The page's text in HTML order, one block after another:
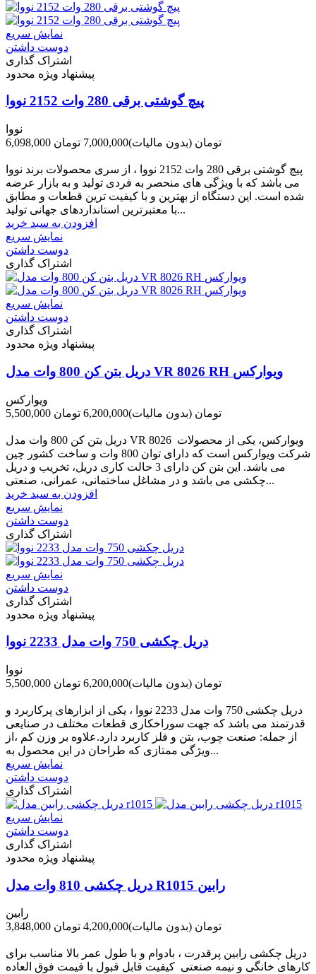
نمایش سریع
دوست داشتن
اشتراک گذاری
پیشنهاد ویژه محدود
پیچ گوشتی برقی 280 وات 2152 نووا
نووا
6,098,000 تومان (بدون مالیات)7,000,000 تومان
پیچ گوشتی برقی 280 وات 2152 نووا ، از سری محصولات برند نووا
می باشد که با ویژگی های منحصر به فردی تولید و به بازار عرضه
شده است. این دستگاه از بهترین و با کیفیت ترین قطعات و مطابق
با معتبرترین استانداردهای جهانی تولید...
افزودن به سبد خرید
نمایش سریع
دوست داشتن
اشتراک گذاری
نمایش سریع
دوست داشتن
اشتراک گذاری
پیشنهاد ویژه محدود
دریل بتن کن 800 وات مدل VR 8026 RH ویوارکس
ویوارکس
5,500,000 تومان (بدون مالیات)6,200,000 تومان
دریل بتن کن 800 وات مدل VR 8026 ویوارکس، یکی از محصولات
شرکت ویوارکس است که دارای توان 800 وات و ساخت کشور چین
می باشد. این بتن کن دارای 3 حالت کاری دریل، تخریب و دریل
چکشی می باشد و در مشاغل ساختمانی، عمرانی، صنعتی...
افزودن به سبد خرید
نمایش سریع
دوست داشتن
اشتراک گذاری
نمایش سریع
دوست داشتن
اشتراک گذاری
پیشنهاد ویژه محدود
دریل چکشی 750 وات مدل 2233 نووا
نووا
5,500,000 تومان (بدون مالیات)6,200,000 تومان
دریل چکشی 750 وات مدل 2233 نووا ، یکی از ابزارهای پرکاربرد و
قدرتمند می باشد که جهت سوراخکاری قطعات مختلف در صنایعی
از جمله: صنعت چوب، بتن و فلز کاربرد دارد.علاوه بر وزن کم ،از
ویژگی ممتازی که طراحان در این محصول به...
نمایش سریع
دوست داشتن
اشتراک گذاری
نمایش سریع
دوست داشتن
اشتراک گذاری
پیشنهاد ویژه محدود
دریل چکشی 810 وات مدل R1015 رابین
رابین
3,848,000 تومان (بدون مالیات)4,200,000 تومان
دریل چکشی رابین پرقدرت ، بادوام و با طول عمر بالا مناسب برای
کارهای خانگی و نیمه صنعتی کیفیت قابل قبول با قیمت فوق العاده